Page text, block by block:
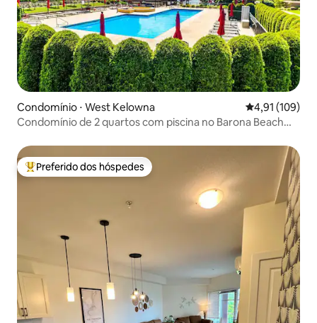
Condomínio ⋅ West Kelowna 4,91 de uma
4,91 (109)
Condomínio de 2 quartos com piscina no Barona Beach
Entre os melhores preferidos dos hóspedes
Preferido dos hóspedes